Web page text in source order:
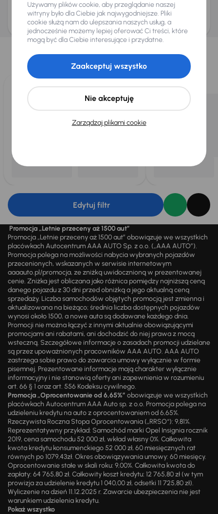
ani zagwarantowaną dostępnością pojazdu. AURES Holdings a.s., z siedzibą
Dopraváků 874/15, Čimice, 184 00 Praga 8, będzie przechowywać i przetwarzać
Twoje dane osobowe zgodnie z zasadami ochrony i przetwarzaniadanych
osobowych.
Wybraliśmy dla Ciebie
Wybieramy dla Ciebie
z naszej oferty. Kupimy
dla Ciebiedo 400 pojazdówkażdego dnia.
Edytuj filtr
Promocja „Letnie przeceny aż 1500 aut”
Promocja „Letnie przeceny aż 1500 aut” obowiązuje we wszystkich
placówkach Autocentrum AAA AUTO Sp. z o.o. („AAA AUTO”).
Promocja polega na możliwości nabycia wybranych pojazdów
przecenionych, wskazanych w serwisie internetowym
aaaauto.pl/promocja, ze zniżką uwidocznioną w prezentowanej
cenie. Zniżka jest obliczana jako różnica pomiędzy najniższą ceną
danego pojazdu z 30 dni przed obniżką a jego aktualną ceną
sprzedaży. Liczba samochodów objętych promocją jest zmienna i
aktualizowana na bieżąco; średnia liczba dostępnych pojazdów
wynosi około 1500, a nowe auta są dodawane każdego dnia.
Promocji nie można łączyć z innymi aktualnie obowiązującymi
promocjami ani rabatami, ani dochodzić do niej prawa z mocą
wsteczną. Szczegółowe informacje o zasadach promocji udzielane
są przez upoważnionych pracowników AAA AUTO. AAA AUTO
zastrzega sobie prawo do zawarcia umowy wyłącznie w formie
pisemnej. Prezentowane informacje mają charakter wyłącznie
informacyjny i nie stanowią oferty ani zapewnienia w rozumieniu
art. 66 § 1 oraz art. 556 Kodeksu cywilnego.
Promocja „Oprocentowanie od 6,65%” obowiązuje we wszystkich
placówkach Autocentrum AAA Auto sp. z o.o. Promocja polega na
udzieleniu kredytu na auto z oprocentowaniem od 6,65%.
Rzeczywista Roczna Stopa Oprocentowania („RRSO“): 9,81%.
Reprezentatywny przykład: Samochód marki Opel Insignia rocznik
2019, cena samochodu 52 000 zł, wkład własny 0%. Całkowita
kwota kredytu konsumenckiego 52 000 zł, 60 miesięcznych rat
równych po 1079,43zł. Okres obowiązywania umowy: 60 miesięcy.
Oprocentowanie stałe w skali roku: 9,00%. Całkowita kwota do
zapłaty: 64 765,80 zł. Całkowity koszt kredytu: 12 765,80 zł (w tym
prowizja za udzielenie kredytu 1 040,00 zł, odsetki 11 725,80 zł).
Wyliczenie na dzień 11.12.2025 r. Zawarcie ubezpieczenia nie jest
warunkiem udzielenia kredytu.
Pokaż wszystko
Używamy plików cookie, aby przeglądanie naszej
witryny było dla Ciebie jak najwygodniejsze. Pliki
cookie służą nam do ulepszania naszych usług, a
jednocześnie możemy lepiej oferować Ci treści, które
mogą być dla Ciebie interesujące i przydatne.
Zarządzaj plikami cookie
Nie akceptuję
Zaakceptuj wszystko